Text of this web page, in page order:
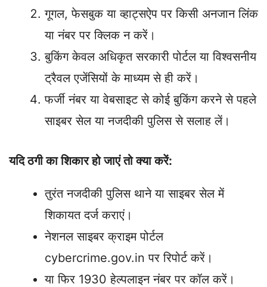
गूगल, फेसबुक या व्हाट्सऐप पर किसी अनजान लिंक
या नंबर पर क्लिक न करें।
बुकिंग केवल अधिकृत सरकारी पोर्टल या विश्वसनीय
ट्रैवल एजेंसियों के माध्यम से ही करें।
फर्जी नंबर या वेबसाइट से कोई बुकिंग करने से पहले
साइबर सेल या नजदीकी पुलिस से सलाह लें।
यदि ठगी का शिकार हो जाएं तो क्या करें:
तुरंत नजदीकी पुलिस थाने या साइबर सेल में
शिकायत दर्ज कराएं।
नेशनल साइबर क्राइम पोर्टल
cybercrime.gov.in पर रिपोर्ट करें।
या फिर 1930 हेल्पलाइन नंबर पर कॉल करें।